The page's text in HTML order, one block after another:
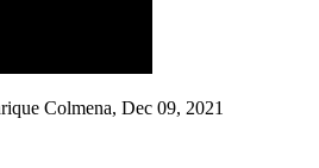
Colmena, Dec 09, 2021